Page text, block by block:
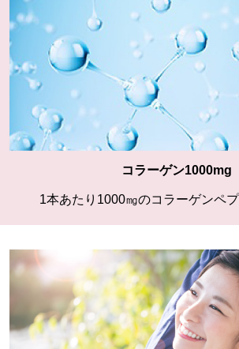
コラーゲン1000mg
1本あたり1000㎎のコラーゲンペプ